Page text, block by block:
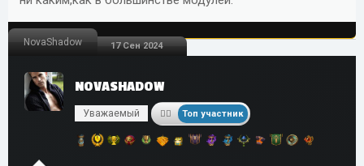
NovaShadow 17 Сен 2024
NOVASHADOW
Уважаемый Топ участник